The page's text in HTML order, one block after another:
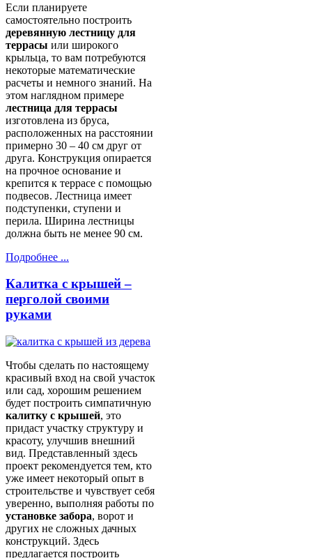
Если планируете
самостоятельно построить
деревянную лестницу для
террасы или широкого
крыльца, то вам потребуются
некоторые математические
расчеты и немного знаний. На
этом наглядном примере
лестница для террасы
изготовлена из бруса,
расположенных на расстоянии
примерно 30 – 40 см друг от
друга. Конструкция опирается
на прочное основание и
крепится к террасе с помощью
подвесов. Лестница имеет
подступенки, ступени и
перила. Ширина лестницы
должна быть не менее 90 см.
Подробнее ...
Калитка с крышей –
перголой своими
руками
Чтобы сделать по настоящему
красивый вход на свой участок
или сад, хорошим решением
будет построить симпатичную
калитку с крышей, это
придаст участку структуру и
красоту, улучшив внешний
вид. Представленный здесь
проект рекомендуется тем, кто
уже имеет некоторый опыт в
строительстве и чувствует себя
уверенно, выполняя работы по
установке забора, ворот и
других не сложных дачных
конструкций. Здесь
предлагается построить